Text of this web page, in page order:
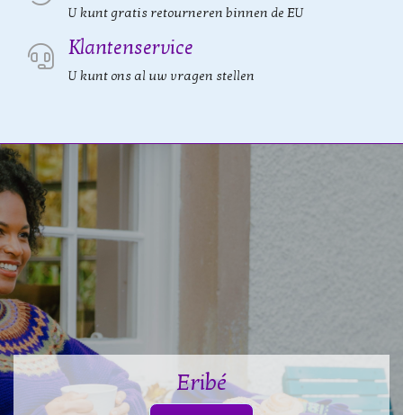
U kunt gratis retourneren binnen de EU
Klantenservice
U kunt ons al uw vragen stellen
Eribé